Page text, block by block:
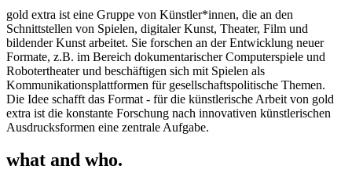
gold extra ist eine Gruppe von Künstler*innen, die an den
Schnittstellen von Spielen, digitaler Kunst, Theater, Film und
bildender Kunst arbeitet. Sie forschen an der Entwicklung neuer
Formate, z.B. im Bereich dokumentarischer Computerspiele und
Robotertheater und beschäftigen sich mit Spielen als
Kommunikationsplattformen für gesellschaftspolitische Themen.
Die Idee schafft das Format - für die künstlerische Arbeit von gold
extra ist die konstante Forschung nach innovativen künstlerischen
Ausdrucksformen eine zentrale Aufgabe.
what and who.